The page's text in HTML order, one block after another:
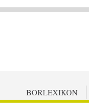
BORLEXIKON